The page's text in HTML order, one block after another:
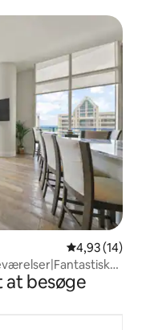
4,93 ud af 5
4,93 (14)
at besøge